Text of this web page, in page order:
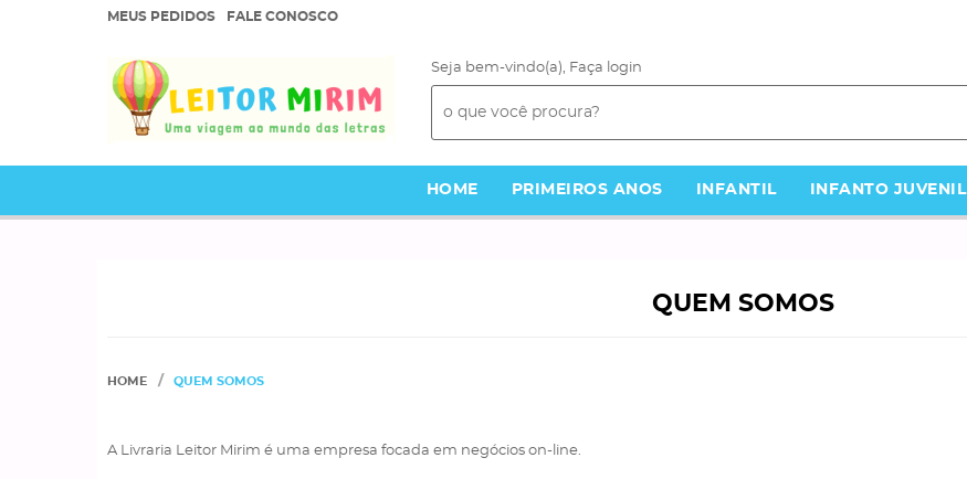
MEUS PEDIDOS FALE CONOSCO
Seja bem-vindo(a), Faça login
HOME PRIMEIROS ANOS INFANTIL INFANTO JUVENIL
QUEM SOMOS
HOME QUEM SOMOS
A Livraria Leitor Mirim é uma empresa focada em negócios on-line.